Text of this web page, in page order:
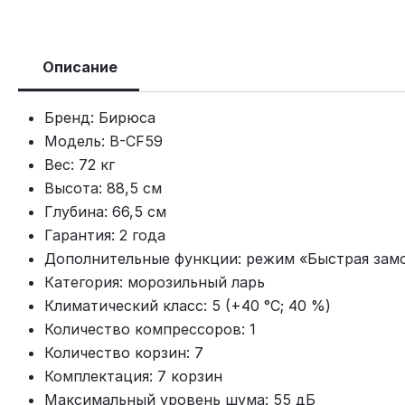
Описание
Бренд: Бирюса
Модель: B-CF59
Вес: 72 кг
Высота: 88,5 см
Глубина: 66,5 см
Гарантия: 2 года
Дополнительные функции: режим «Быстрая
Категория: морозильный ларь
Климатический класс: 5 (+40 °C; 40 %)
Количество компрессоров: 1
Количество корзин: 7
Комплектация: 7 корзин
Максимальный уровень шума: 55 дБ